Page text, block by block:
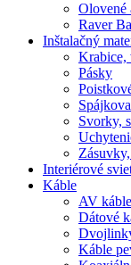
Olovené
Raver
Inštalačný
Krabice,
Pásky
Svorky,
Interiérové
Káble
AV káble
Dátové
Káble